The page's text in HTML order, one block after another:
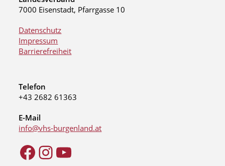
7000 Eisenstadt, Pfarrgasse 10
Datenschutz
Impressum
Barrierefreiheit
Telefon
+43 2682 61363
E-Mail
info@vhs-burgenland.at